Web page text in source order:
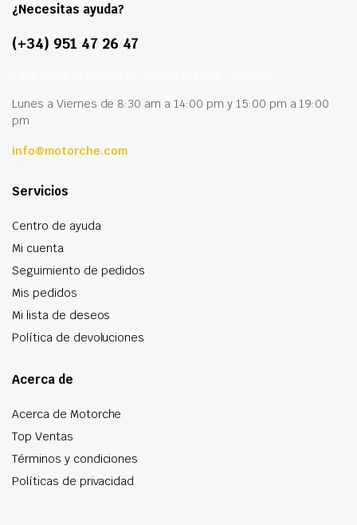
¿Necesitas ayuda?
(+34) 951 47 26 47
Lunes a Viernes de 8:30 am a 14:00 pm y 15:00 pm a 19:00
pm
info@motorche.com
Servicios
Centro de ayuda
Mi cuenta
Seguimiento de pedidos
Mis pedidos
Mi lista de deseos
Política de devoluciones
Acerca de
Acerca de Motorche
Top Ventas
Términos y condiciones
Políticas de privacidad